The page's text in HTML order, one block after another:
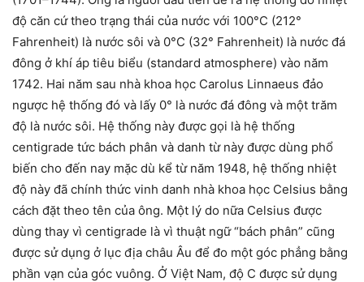
độ căn cứ theo trạng thái của nước với 100°C (212°
Fahrenheit) là nước sôi và 0°C (32° Fahrenheit) là nước đá
đông ở khí áp tiêu biểu (standard atmosphere) vào năm
1742. Hai năm sau nhà khoa học Carolus Linnaeus đảo
ngược hệ thống đó và lấy 0° là nước đá đông và một trăm
độ là nước sôi. Hệ thống này được gọi là hệ thống
centigrade tức bách phân và danh từ này được dùng phổ
biến cho đến nay mặc dù kể từ năm 1948, hệ thống nhiệt
độ này đã chính thức vinh danh nhà khoa học Celsius bằng
cách đặt theo tên của ông. Một lý do nữa Celsius được
dùng thay vì centigrade là vì thuật ngữ “bách phân” cũng
được sử dụng ở lục địa châu Âu để đo một góc phẳng bằng
phần vạn của góc vuông. Ở Việt Nam, độ C được sử dụng